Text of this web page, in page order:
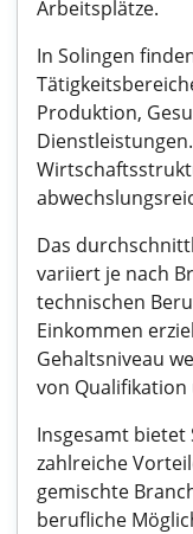
Arbeitsplätze.
In Solingen
Produktion,
Das
variiert je nach
technischen
Einkommen
Gehaltsniveau
von
Insgesamt
zahlreiche
gemischte
berufliche